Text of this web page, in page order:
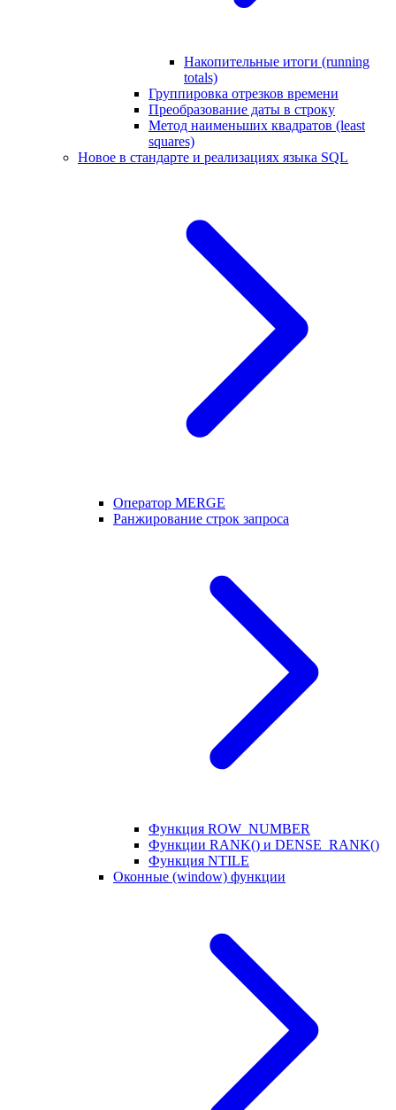
Накопительные итоги (running
totals)
Группировка отрезков времени
Преобразование даты в строку
Метод наименьших квадратов (least
squares)
Новое в стандарте и реализациях языка SQL
Оператор MERGE
Ранжирование строк запроса
Функция ROW_NUMBER
Функции RANK() и DENSE_RANK()
Функция NTILE
Оконные (window) функции